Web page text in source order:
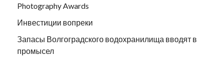
Photography Awards
Инвестиции вопреки
Запасы Волгоградского водохранилища вводят в
промысел